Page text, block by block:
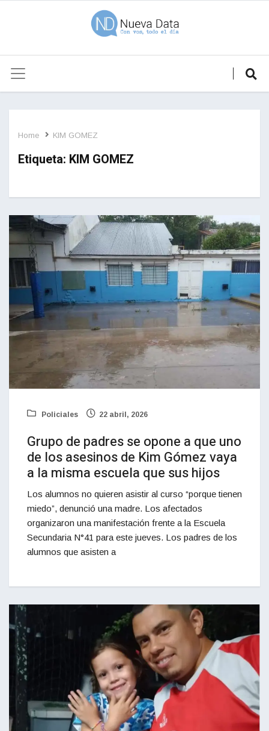
Home KIM GOMEZ
Etiqueta: KIM GOMEZ
Policiales 22 abril, 2026
Grupo de padres se opone a que uno
de los asesinos de Kim Gómez vaya
a la misma escuela que sus hijos
Los alumnos no quieren asistir al curso “porque tienen
miedo”, denunció una madre. Los afectados
organizaron una manifestación frente a la Escuela
Secundaria N°41 para este jueves. Los padres de los
alumnos que asisten a